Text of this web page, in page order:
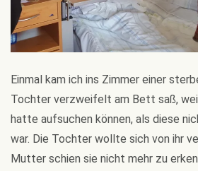
Einmal kam ich ins Zimmer einer
Tochter verzweifelt am Bett saß,
hatte aufsuchen können, als diese
war. Die Tochter wollte sich von ihr
Mutter schien sie nicht mehr zu